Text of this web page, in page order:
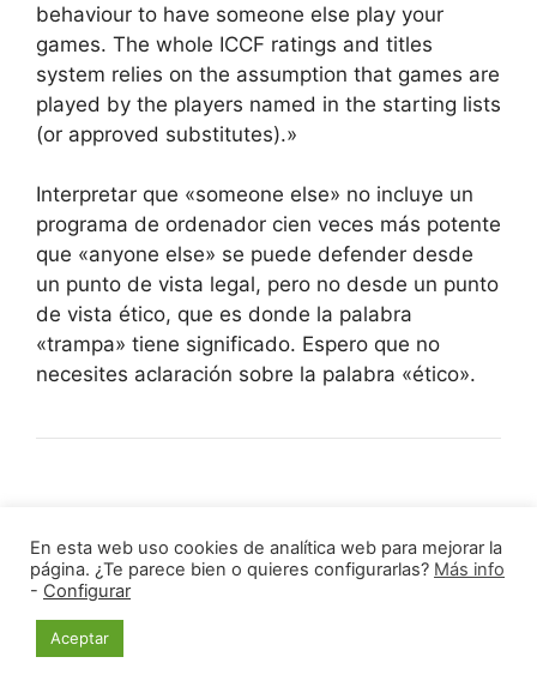
behaviour to have someone else play your
games. The whole ICCF ratings and titles
system relies on the assumption that games are
played by the players named in the starting lists
(or approved substitutes).»
Interpretar que «someone else» no incluye un
programa de ordenador cien veces más potente
que «anyone else» se puede defender desde
un punto de vista legal, pero no desde un punto
de vista ético, que es donde la palabra
«trampa» tiene significado. Espero que no
necesites aclaración sobre la palabra «ético».
–07-01-2016
(07-01-2016, 19:12 )
En esta web uso cookies de analítica web para mejorar la
página. ¿Te parece bien o quieres configurarlas? Más info
- Configurar
Aceptar